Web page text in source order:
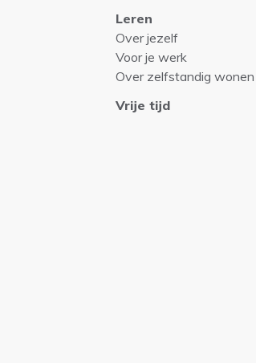
Leren
Over jezelf
Voor je werk
Over zelfstandig wonen
Vrije tijd